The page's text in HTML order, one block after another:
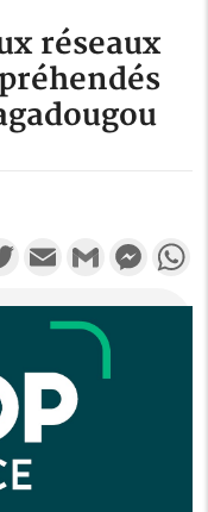
réseaux
TwitterEmail Gmail